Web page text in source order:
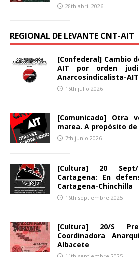
28th abril 2026
REGIONAL DE LEVANTE CNT-AIT
[Confederal] Cambio
AIT por orden
Anarcosindicalista-AIT
15th julio 2026
[Comunicado] Otra
marea. A propósito
7th junio 2026
[Cultura] 20
Cartagena: En
Cartagena-Chinchilla
16th septiembre 2025
[Cultura] 20/S
Coordinadora
Albacete